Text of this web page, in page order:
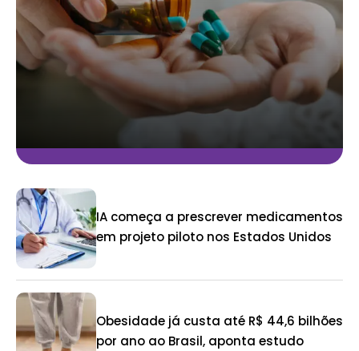
IA começa a prescrever medicamentos
em projeto piloto nos Estados Unidos
Obesidade já custa até R$ 44,6 bilhões
por ano ao Brasil, aponta estudo